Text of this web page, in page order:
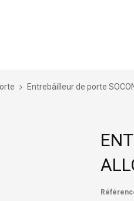
Entrebâilleur de porte